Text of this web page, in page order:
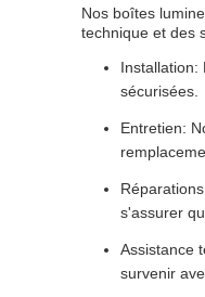
Nos boîtes
technique et des
Installation:
sécurisées.
Entretien:
s'assurer
Assistance
survenir